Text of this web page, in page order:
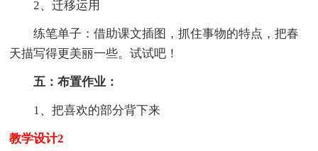
2、迁移运用
练笔单子：借助课文插图，抓住事物的特点，把春
天描写得更美丽一些。试试吧！
五：布置作业：
1、把喜欢的部分背下来
教学设计2